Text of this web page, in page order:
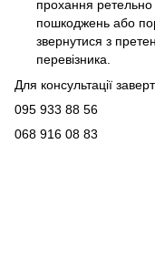
прохання ретельно
пошкоджень або
звернутися з
перевізника.
Для консультації
095 933 88 56
068 916 08 83